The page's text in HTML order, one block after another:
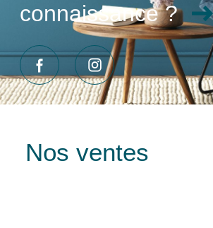
connaissance ?
Nos ventes